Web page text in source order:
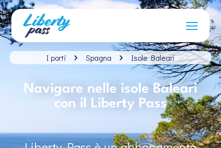
I porti Spagna Isole Baleari
Navigare nelle isole Baleari
con il Liberty Pass